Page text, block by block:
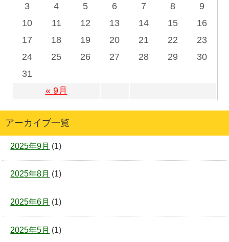
« 9月
3
4 5 6 7 8
9
10
11 12 13 14 15
16
17
18 19 20 21 22
23
24
25 26 27 28 29
30
31
アーカイブ一覧
2025年9月 (1)
2025年8月 (1)
2025年6月 (1)
2025年5月 (1)